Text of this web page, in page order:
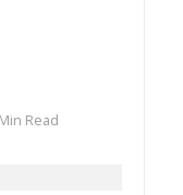
Read